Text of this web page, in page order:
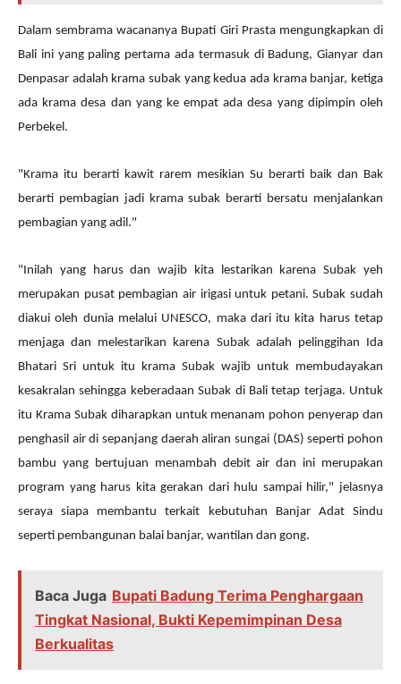
Dalam sembrama wacananya Bupati Giri Prasta mengungkapkan di
Bali ini yang paling pertama ada termasuk di Badung, Gianyar dan
Denpasar adalah krama subak yang kedua ada krama banjar, ketiga
ada krama desa dan yang ke empat ada desa yang dipimpin oleh
Perbekel.
"Krama itu berarti kawit rarem mesikian Su berarti baik dan Bak
berarti pembagian jadi krama subak berarti bersatu menjalankan
pembagian yang adil."
"Inilah yang harus dan wajib kita lestarikan karena Subak yeh
merupakan pusat pembagian air irigasi untuk petani. Subak sudah
diakui oleh dunia melalui UNESCO, maka dari itu kita harus tetap
menjaga dan melestarikan karena Subak adalah pelinggihan Ida
Bhatari Sri untuk itu krama Subak wajib untuk membudayakan
kesakralan sehingga keberadaan Subak di Bali tetap terjaga. Untuk
itu Krama Subak diharapkan untuk menanam pohon penyerap dan
penghasil air di sepanjang daerah aliran sungai (DAS) seperti pohon
bambu yang bertujuan menambah debit air dan ini merupakan
program yang harus kita gerakan dari hulu sampai hilir," jelasnya
seraya siapa membantu terkait kebutuhan Banjar Adat Sindu
seperti pembangunan balai banjar, wantilan dan gong.
Baca Juga Bupati Badung Terima Penghargaan
Tingkat Nasional, Bukti Kepemimpinan Desa
Berkualitas